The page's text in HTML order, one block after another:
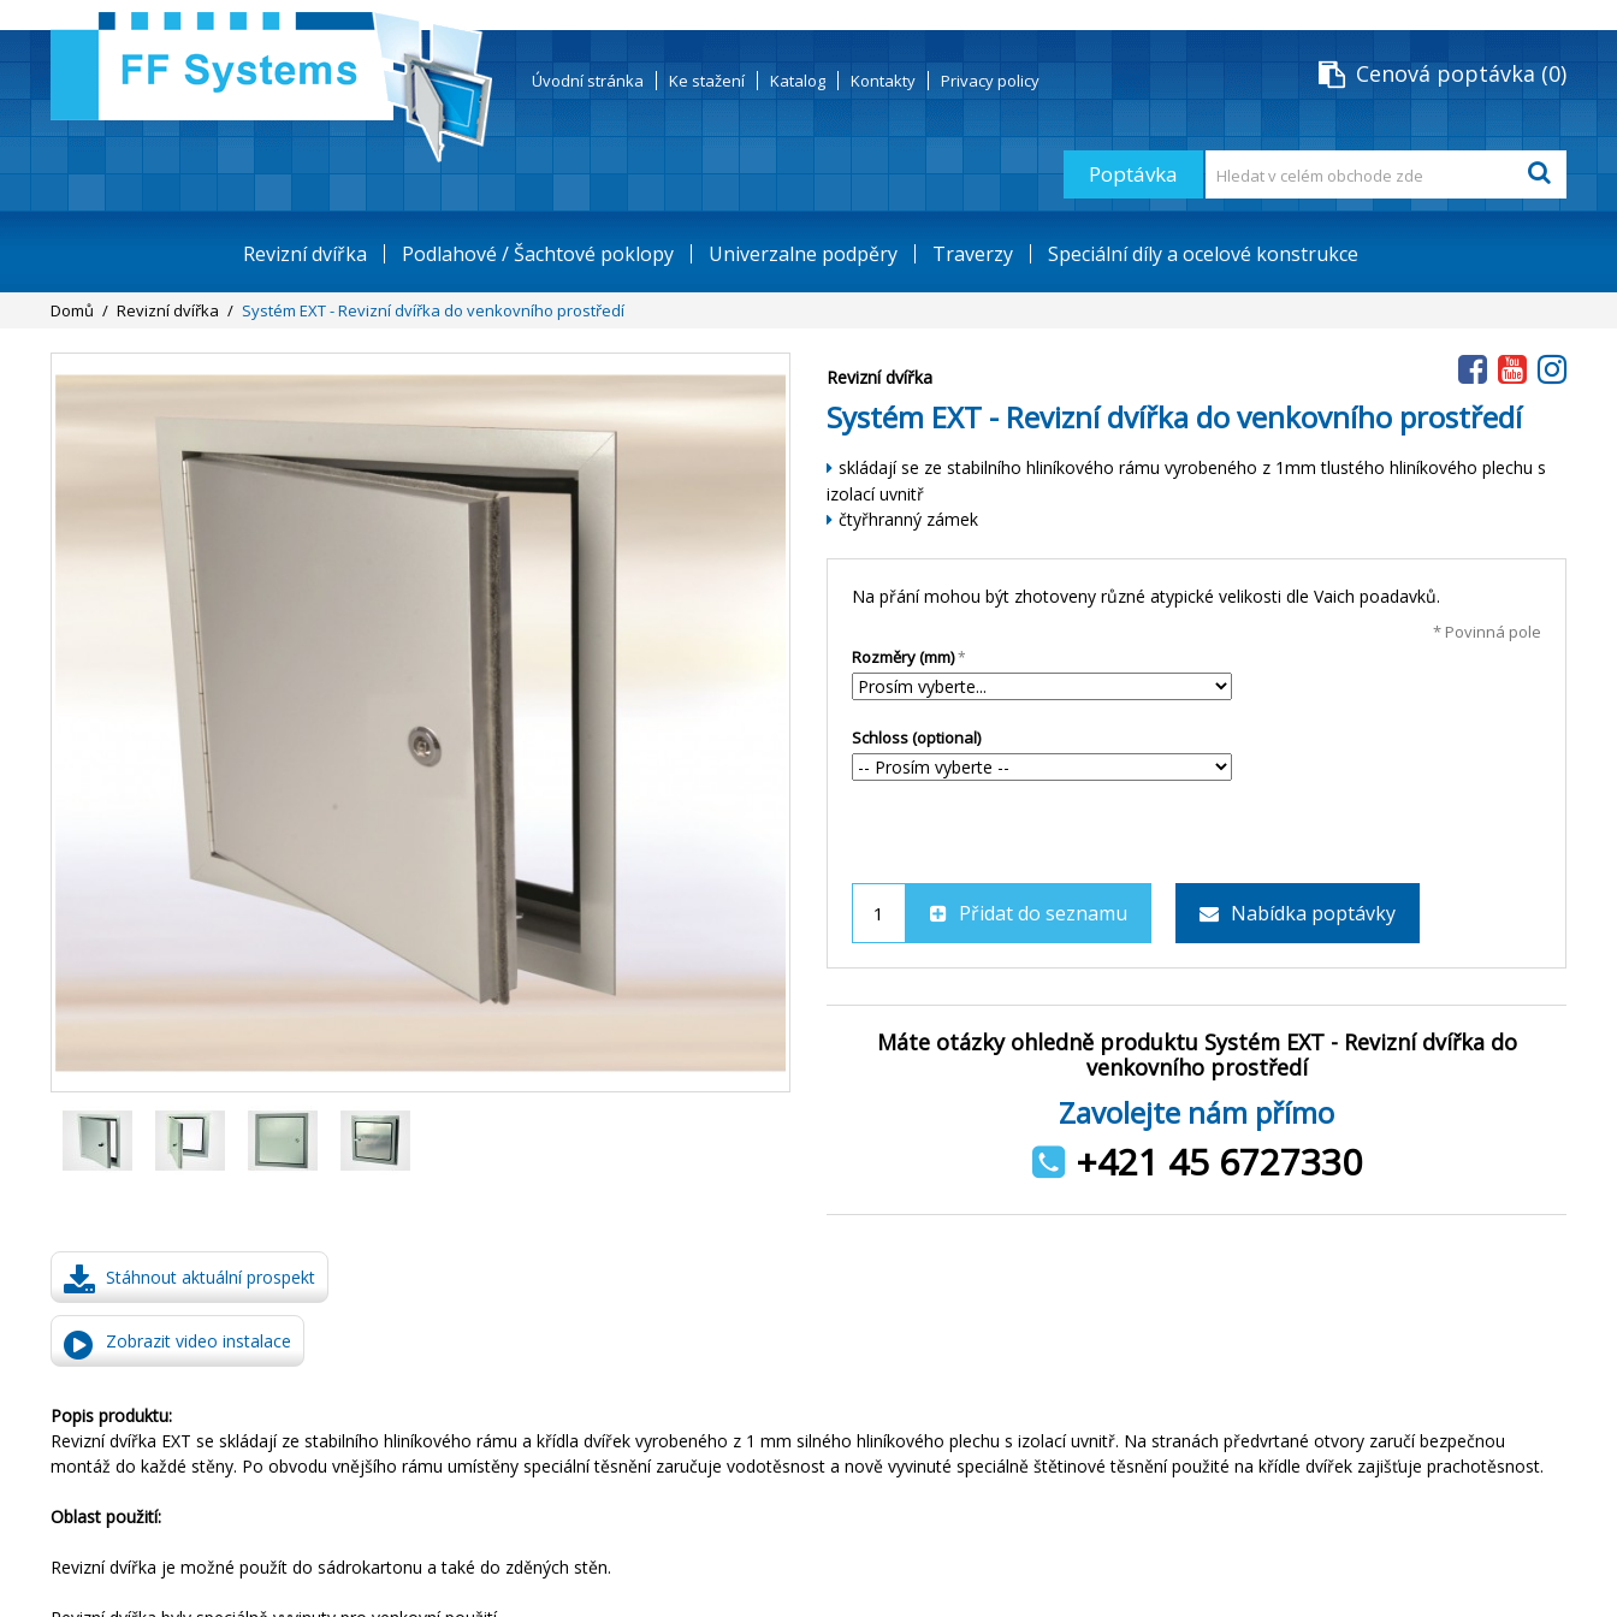
Úvodní stránka Ke stažení Katalog Kontakty Privacy policy Cenová poptávka 0
Revizní dvířka Podlahové / Šachtové poklopy Univerzalne podpěry Traverzy Speciální díly a ocelové konstrukce
Poptávka
Domů / Revizní dvířka / Systém EXT - Revizní dvířka do venkovního prostředí
Revizní dvířka
Systém EXT - Revizní dvířka do venkovního prostředí
skládají se ze stabilního hliníkového rámu vyrobeného z 1mm tlustého hliníkového plechu s
izolací uvnitř
čtyřhranný zámek
Na přání mohou být zhotoveny různé atypické velikosti dle Vaich poadavků.
* Povinná pole
Rozměry (mm)
Schloss (optional)
Přidat do seznamu Nabídka poptávky
Máte otázky ohledně produktu Systém EXT - Revizní dvířka do
venkovního prostředí
Zavolejte nám přímo
+421 45 6727330
Stáhnout aktuální prospekt
Zobrazit video instalace
Popis produktu:
Revizní dvířka EXT se skládají ze stabilního hliníkového rámu a křídla dvířek vyrobeného z 1 mm silného hliníkového plechu s izolací uvnitř. Na stranách předvrtané otvory zaručí bezpečnou
montáž do každé stěny. Po obvodu vnějšího rámu umístěny speciální těsnění zaručuje vodotěsnost a nově vyvinuté speciálně štětinové těsnění použité na křídle dvířek zajišťuje prachotěsnost.
Oblast použití:
Revizní dvířka je možné použít do sádrokartonu a také do zděných stěn.